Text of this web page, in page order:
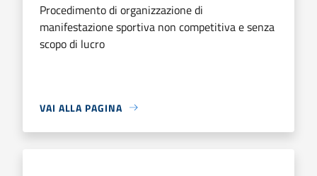
Procedimento di organizzazione di
manifestazione sportiva non competitiva e senza
scopo di lucro
VAI ALLA PAGINA